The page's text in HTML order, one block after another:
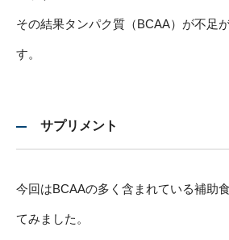
その結果タンパク質（BCAA）が不足
す。
サプリメント
今回はBCAAの多く含まれている補助
てみました。